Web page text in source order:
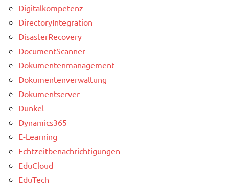
Digitalkompetenz
DirectoryIntegration
DisasterRecovery
DocumentScanner
Dokumentenmanagement
Dokumentenverwaltung
Dokumentserver
Dunkel
Dynamics365
E-Learning
Echtzeitbenachrichtigungen
EduCloud
EduTech